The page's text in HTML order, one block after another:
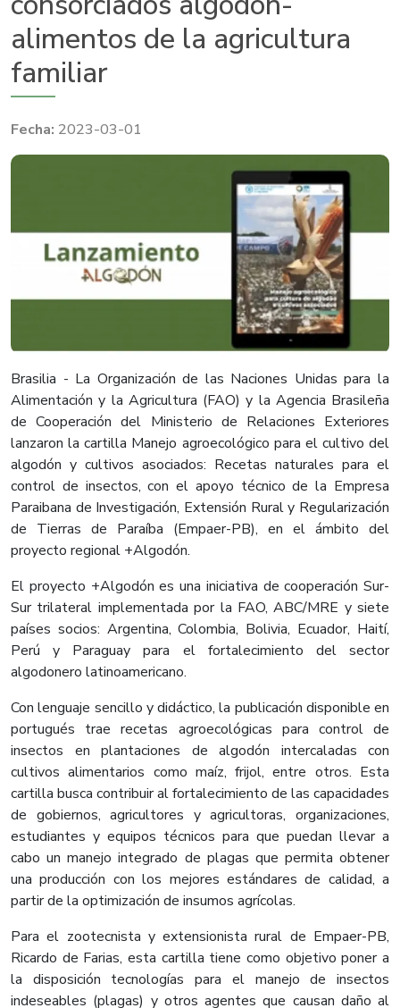
alimentos de la agricultura
familiar
2023-03-01
Brasilia - La Organización de las Naciones Unidas para la
Alimentación y la Agricultura (FAO) y la Agencia Brasileña
de Cooperación del Ministerio de Relaciones Exteriores
lanzaron la cartilla Manejo agroecológico para el cultivo del
algodón y cultivos asociados: Recetas naturales para el
control de insectos, con el apoyo técnico de la Empresa
Paraibana de Investigación, Extensión Rural y Regularización
de Tierras de Paraíba (Empaer-PB), en el ámbito del
proyecto regional +Algodón.
El proyecto +Algodón es una iniciativa de cooperación Sur-
Sur trilateral implementada por la FAO, ABC/MRE y siete
países socios: Argentina, Colombia, Bolivia, Ecuador, Haití,
Perú y Paraguay para el fortalecimiento del sector
algodonero latinoamericano.
Con lenguaje sencillo y didáctico, la publicación disponible en
portugués trae recetas agroecológicas para control de
insectos en plantaciones de algodón intercaladas con
cultivos alimentarios como maíz, frijol, entre otros. Esta
cartilla busca contribuir al fortalecimiento de las capacidades
de gobiernos, agricultores y agricultoras, organizaciones,
estudiantes y equipos técnicos para que puedan llevar a
cabo un manejo integrado de plagas que permita obtener
una producción con los mejores estándares de calidad, a
partir de la optimización de insumos agrícolas.
Para el zootecnista y extensionista rural de Empaer-PB,
Ricardo de Farias, esta cartilla tiene como objetivo poner a
la disposición tecnologías para el manejo de insectos
indeseables (plagas) y otros agentes que causan daño al